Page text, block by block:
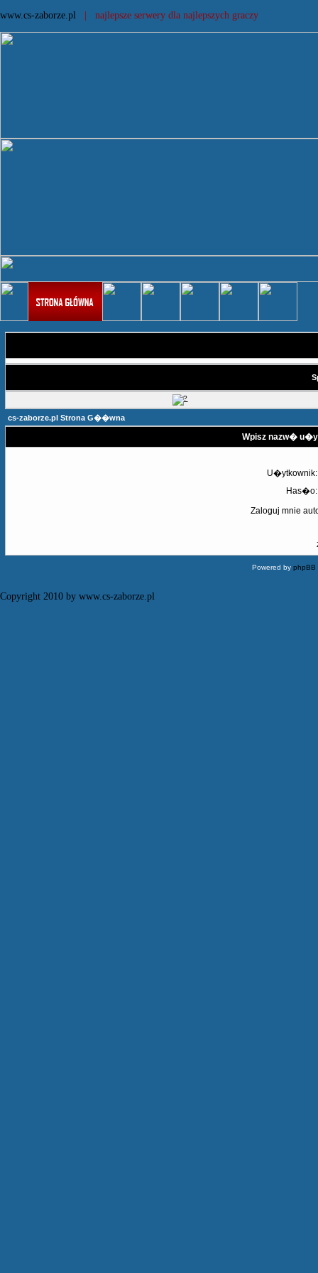
www.cs-zaborze.pl | najlepsze serwery dla najlepszych graczy
cs-zaborze.pl Strona G��wna
Wpisz nazw�
U�ytkownik:
Has�o:
Zaloguj mnie
Powered byphpBB
Copyright 2010 by www.cs-zaborze.pl